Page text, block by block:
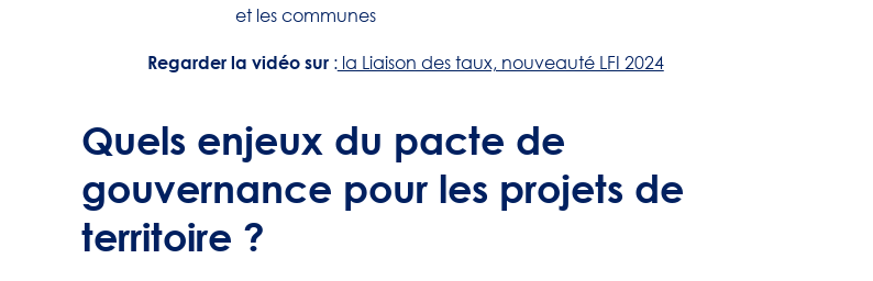
et les communes
Regarder la vidéo sur:la Liaison des taux, nouveauté LFI 2024
Quels enjeux du pacte de
gouvernance pour les projets de
territoire ?